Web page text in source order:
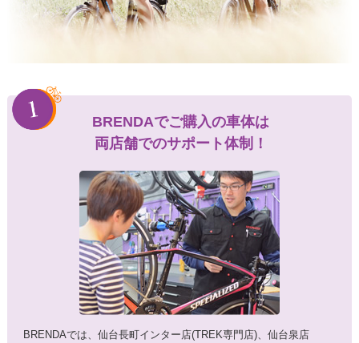
BRENDAでご購入の車体は
両店舗でのサポート体制！
BRENDAでは、仙台長町インター店(TREK専門店)、仙台泉店